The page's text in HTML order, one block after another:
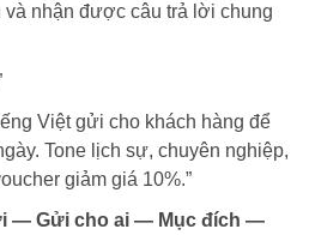
nhận được câu trả lời chung
Việt gửi cho khách hàng để
Tone lịch sự, chuyên nghiệp,
giảm giá 10%.”
— Gửi cho ai — Mục đích —